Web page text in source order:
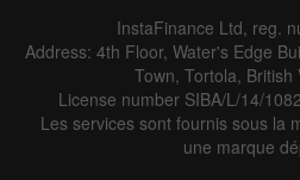
InstaFinance Ltd, reg.
Address: 4th Floor, Water's Edge
Town, Tortola, British
License number SIBA/L/14/
Les services sont fournis sous la
une marque